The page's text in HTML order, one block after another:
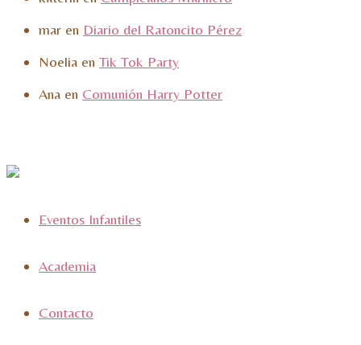
mar en Diario del Ratoncito Pérez
Noelia en Tik Tok Party
Ana en Comunión Harry Potter
Eventos Infantiles
Academia
Contacto